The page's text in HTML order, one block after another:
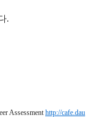
.
Assessmenthttp://cafe.dau